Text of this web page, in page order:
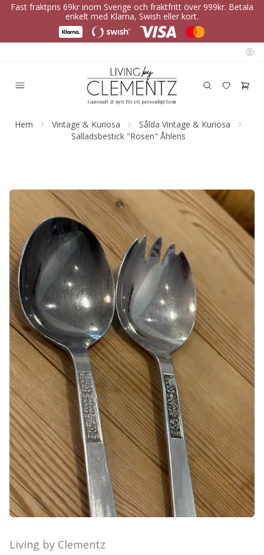
Fast fraktpris 69kr inom Sverige och fraktfritt över 999kr. Betala
enkelt med Klarna, Swish eller kort.
Hem Vintage & Kuriosa
Sålda Vintage & Kuriosa
Salladsbestick "Rosen" Åhlens
Living by Clementz